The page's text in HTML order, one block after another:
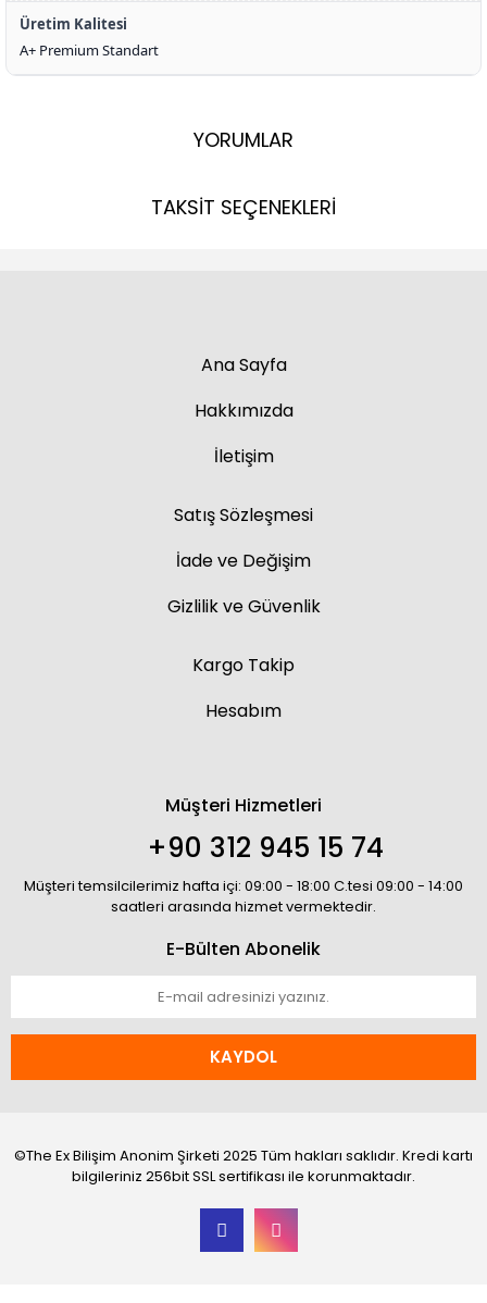
Üretim Kalitesi
A+ Premium Standart
YORUMLAR
TAKSİT SEÇENEKLERİ
Ana Sayfa
Hakkımızda
İletişim
Satış Sözleşmesi
İade ve Değişim
Gizlilik ve Güvenlik
Kargo Takip
Hesabım
Müşteri Hizmetleri
+90 312 945 15 74
Müşteri temsilcilerimiz hafta içi: 09:00 - 18:00 C.tesi 09:00 - 14:00
saatleri arasında hizmet vermektedir.
E-Bülten Abonelik
KAYDOL
©The Ex Bilişim Anonim Şirketi 2025 Tüm hakları saklıdır. Kredi kartı
bilgileriniz 256bit SSL sertifikası ile korunmaktadır.